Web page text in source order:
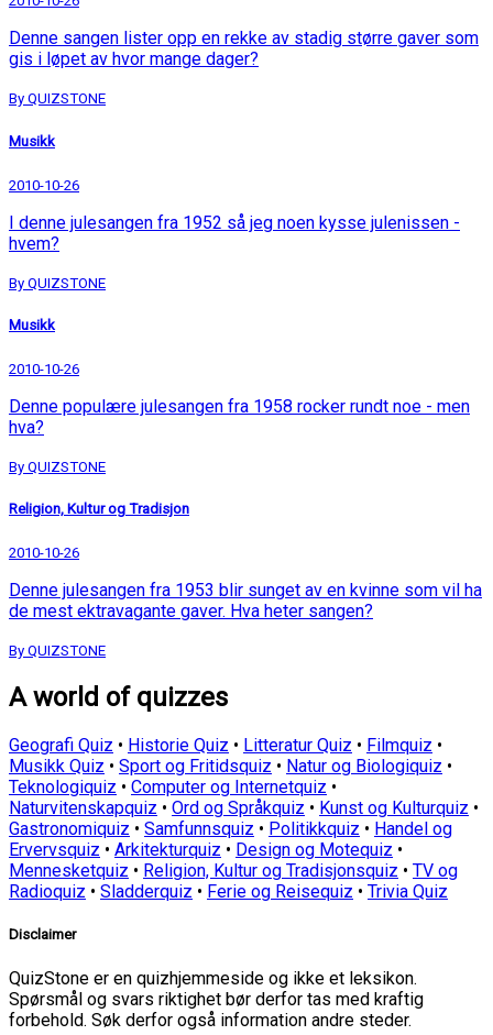
Denne sangen lister opp en rekke av stadig større gaver som
gis i løpet av hvor mange dager?
By QUIZSTONE
Musikk
2010-10-26
I denne julesangen fra 1952 så jeg noen kysse julenissen -
hvem?
By QUIZSTONE
Musikk
2010-10-26
Denne populære julesangen fra 1958 rocker rundt noe - men
hva?
By QUIZSTONE
Religion, Kultur og Tradisjon
2010-10-26
Denne julesangen fra 1953 blir sunget av en kvinne som vil ha
de mest ektravagante gaver. Hva heter sangen?
By QUIZSTONE
A world of quizzes
Geografi Quiz • Historie Quiz • Litteratur Quiz • Filmquiz •
Musikk Quiz • Sport og Fritidsquiz • Natur og Biologiquiz •
Teknologiquiz • Computer og Internetquiz •
Naturvitenskapquiz • Ord og Språkquiz • Kunst og Kulturquiz •
Gastronomiquiz • Samfunnsquiz • Politikkquiz • Handel og
Ervervsquiz • Arkitekturquiz • Design og Motequiz •
Mennesketquiz • Religion, Kultur og Tradisjonsquiz • TV og
Radioquiz • Sladderquiz • Ferie og Reisequiz • Trivia Quiz
Disclaimer
QuizStone er en quizhjemmeside og ikke et leksikon.
Spørsmål og svars riktighet bør derfor tas med kraftig
forbehold. Søk derfor også information andre steder.